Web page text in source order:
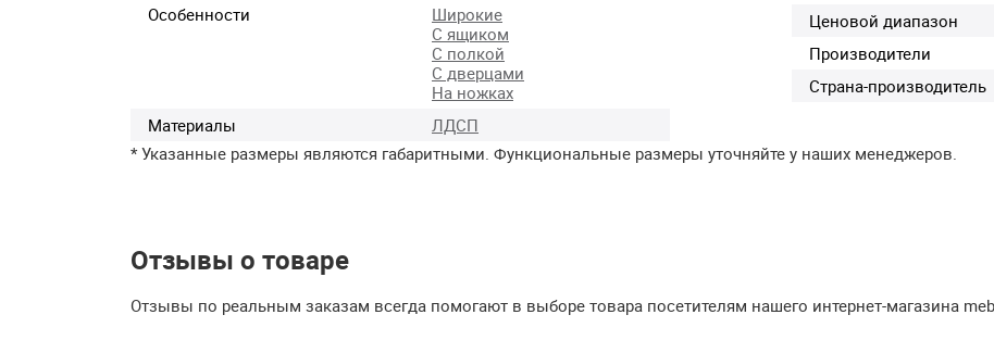
Особенности
Широкие
С ящиком
С полкой
С дверцами
На ножках
Материалы
ЛДСП
Ценовой диапазон
Производители
Страна-производитель
* Указанные размеры являются габаритными. Функциональные размеры уточняйте у наших менеджеров.
Отзывы о товаре
Отзывы по реальным заказам всегда помогают в выборе товара посетителям нашего интернет-магазина